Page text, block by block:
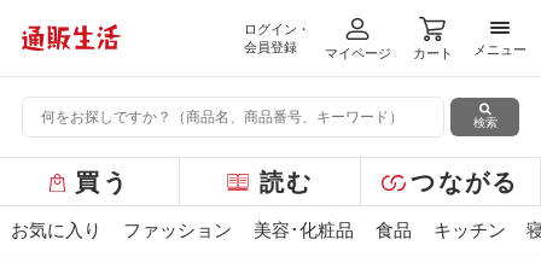
ログイン・
会員登録
マイページ カート
メニ
メニュー
検索
ー
バ
買う 読む つながる
お気に入り ファッション 美容･化粧品 食品 キッチン